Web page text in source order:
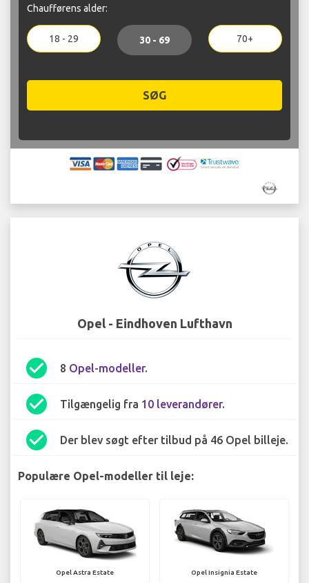
Chaufførens alder:
18 - 29 30 - 69 70+
SØG
Opel - Eindhoven Lufthavn
check_circle 8 Opel-modeller.
check_circle Tilgængelig fra 10 leverandører.
check_circle Der blev søgt efter tilbud på 46 Opel billeje.
Populære Opel-modeller til leje:
Opel Astra Estate Opel Insignia Estate